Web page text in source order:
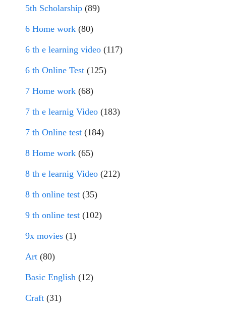
5th Scholarship (89)
6 Home work (80)
6 th e learning video (117)
6 th Online Test (125)
7 Home work (68)
7 th e learnig Video (183)
7 th Online test (184)
8 Home work (65)
8 th e learnig Video (212)
8 th online test (35)
9 th online test (102)
9x movies (1)
Art (80)
Basic English (12)
Craft (31)